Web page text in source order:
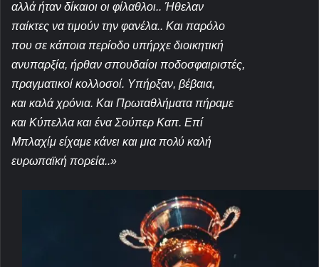
αλλά ήταν δίκαιοι οι φίλαθλοι.. Ήθελαν
παίκτες να τιμούν την φανέλα.. Και παρόλο
που σε κάποια περίοδο υπήρχε διοικητική
ανυπαρξία, ήρθαν σπουδαίοι ποδοσφαιριστές,
πραγματικοί κολλοσοί. Υπήρξαν, βέβαια,
και καλά χρόνια. Και Πρωταθλήματα πήραμε
και Κύπελλα και ένα Σούπερ Καπ. Επί
Μπλαχίμ είχαμε κάνει και μια πολύ καλή
ευρωπαϊκή πορεία..»